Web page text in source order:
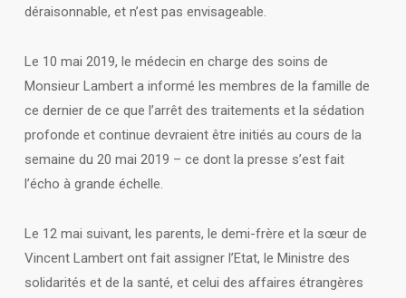
déraisonnable, et n’est pas envisageable.
Le 10 mai 2019, le médecin en charge des soins de
Monsieur Lambert a informé les membres de la famille de
ce dernier de ce que l’arrêt des traitements et la sédation
profonde et continue devraient être initiés au cours de la
semaine du 20 mai 2019 – ce dont la presse s’est fait
l’écho à grande échelle.
Le 12 mai suivant, les parents, le demi-frère et la sœur de
Vincent Lambert ont fait assigner l’Etat, le Ministre des
solidarités et de la santé, et celui des affaires étrangères